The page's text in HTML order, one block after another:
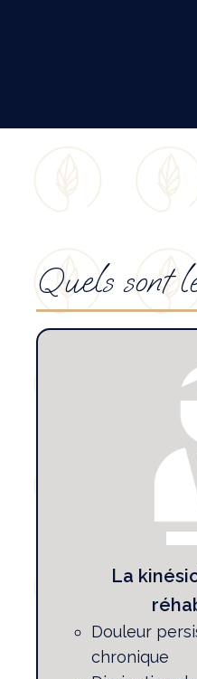
Quels sont
La
Douleur
chronique